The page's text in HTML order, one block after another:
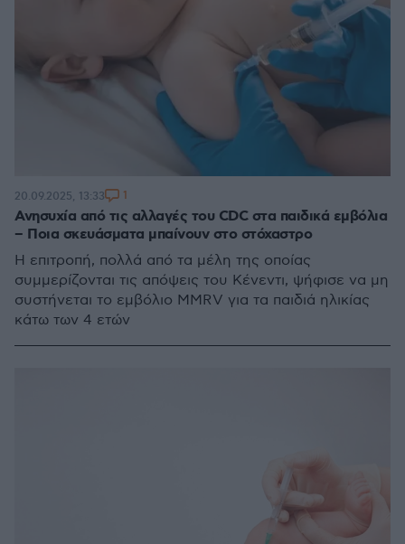
Ανησυχία από τις αλλαγές του CDC στα παιδικά εμβόλια
– Ποια σκευάσματα μπαίνουν στο στόχαστρο
Η επιτροπή, πολλά από τα μέλη της οποίας
συμμερίζονται τις απόψεις του Κένεντι, ψήφισε να μη
συστήνεται το εμβόλιο MMRV για τα παιδιά ηλικίας
κάτω των 4 ετών
20.09.2025, 13:33 1